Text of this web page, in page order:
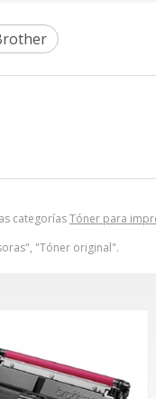
categoríasTóner para
"Tóner original".